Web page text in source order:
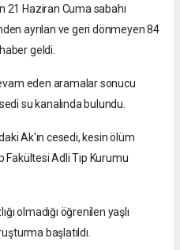
21 Haziran Cuma sabahı
ayrılan ve geri dönmeyen 84
geldi.
eden aramalar sonucu
su kanalında bulundu.
Ak'ın cesedi, kesin ölüm
Fakültesi Adli Tıp Kurumu
olmadığı öğrenilen yaşlı
başlatıldı.